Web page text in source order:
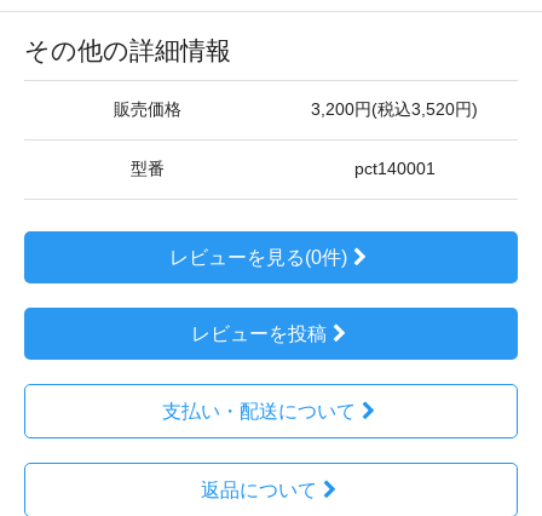
その他の詳細情報
販売価格 3,200円(税込3,520円)
型番 pct140001
レビューを見る(0件)
レビューを投稿
支払い・配送について
返品について